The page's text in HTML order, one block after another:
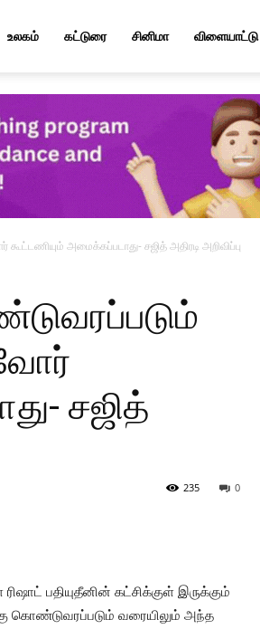
உலகம் கட்டுரை சினிமா விளையாட்டு
அமைக்கப்படாது- சஜித் அதிரடி அறிவிப்பு
சஜித்
0
235
பதியுதீனின் கட்சிக்குள் இருக்கும்
கொண்டுவரப்படும் வரையிலும் அந்த